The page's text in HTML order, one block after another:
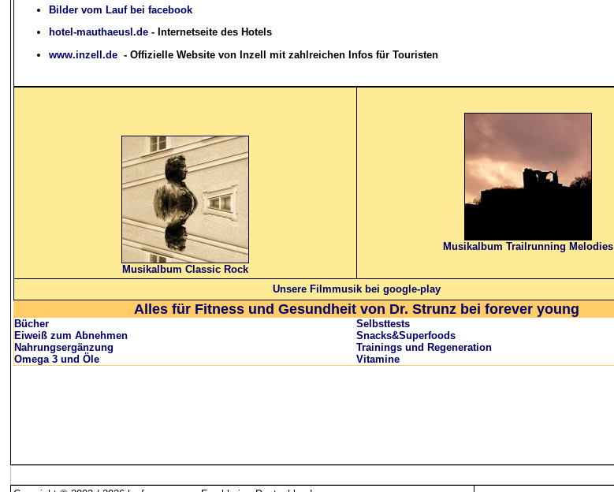
Bilder vom Lauf bei facebook
hotel-mauthaeusl.de - Internetseite des Hotels
www.inzell.de - Offizielle Website von Inzell mit zahlreichen Infos für Touristen
Musikalbum Classic Rock
Musikalbum Trailrunning Melodies
Unsere Filmmusik bei google-play
Alles für Fitness und Gesundheit von Dr. Strunz bei forever young
Bücher
Eiweiß zum Abnehmen
Nahrungsergänzung
Omega 3 und Öle
Selbsttests
Snacks&Superfoods
Trainings und Regeneration
Vitamine